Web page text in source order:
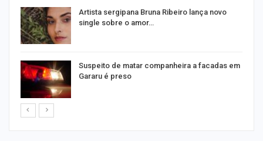
Artista sergipana Bruna Ribeiro lança novo
single sobre o amor…
Suspeito de matar companheira a facadas em
Gararu é preso